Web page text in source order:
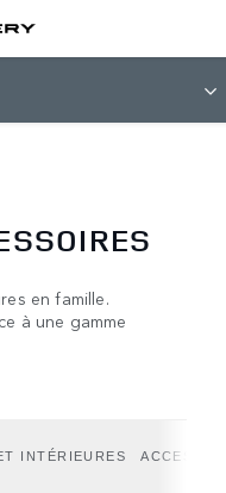
en famille.
à une gamme
INTÉRIEURES